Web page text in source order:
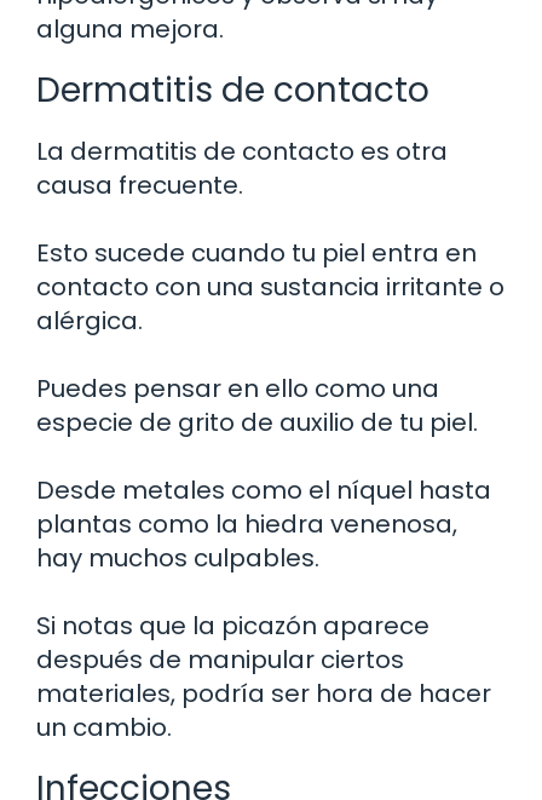
alguna mejora.
Dermatitis de contacto
La dermatitis de contacto es otra
causa frecuente.
Esto sucede cuando tu piel entra en
contacto con una sustancia irritante o
alérgica.
Puedes pensar en ello como una
especie de grito de auxilio de tu piel.
Desde metales como el níquel hasta
plantas como la hiedra venenosa,
hay muchos culpables.
Si notas que la picazón aparece
después de manipular ciertos
materiales, podría ser hora de hacer
un cambio.
Infecciones